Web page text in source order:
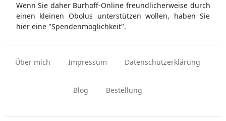
Wenn Sie daher Burhoff-Online freundlicherweise durch
einen kleinen Obolus unterstützen wollen, haben Sie
hier eine "Spendenmöglichkeit".
Über mich Impressum Datenschutzerklärung
Blog Bestellung